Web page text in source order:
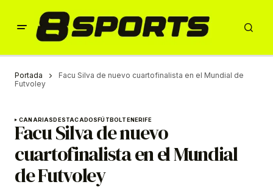
Portada
Facu Silva de nuevo cuartofinalista en el Mundial de
Futvoley
CANARIASDESTACADOSFÚTBOLTENERIFE
Facu Silva de nuevo
cuartofinalista en el Mundial
de Futvoley